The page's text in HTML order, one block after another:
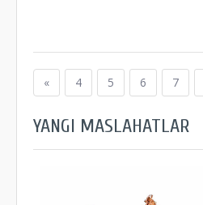
« 4 5 6 7
YANGI MASLAHATLAR